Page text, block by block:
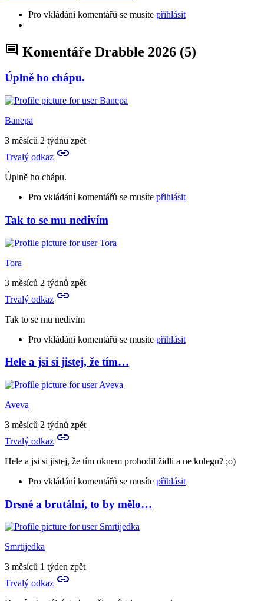
Pro vkládání komentářů se musíte přihlásit
Komentáře Drabble 2026 (5)
Úplně ho chápu.
Banepa
3 měsíců 2 týdnů zpět
Trvalý odkaz
Úplně ho chápu.
Pro vkládání komentářů se musíte přihlásit
Tak to se mu nedivím
Tora
3 měsíců 2 týdnů zpět
Trvalý odkaz
Tak to se mu nedivím
Pro vkládání komentářů se musíte přihlásit
Hele a jsi si jistej, že tím…
Aveva
3 měsíců 2 týdnů zpět
Trvalý odkaz
Hele a jsi si jistej, že tím oknem prohodil židli a ne kolegu? ;o)
Pro vkládání komentářů se musíte přihlásit
Drsné a brutální, to by mělo…
Smrtijedka
3 měsíců 1 týden zpět
Trvalý odkaz